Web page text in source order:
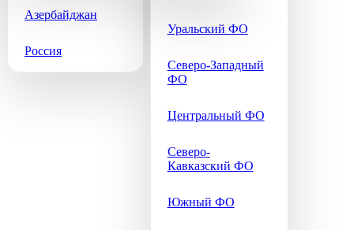
Азербайджан
Россия
Уральский ФО
Северо-Западный
ФО
Центральный ФО
Северо-
Кавказский ФО
Южный ФО